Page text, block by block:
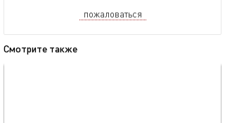
пожаловаться
Смотрите также